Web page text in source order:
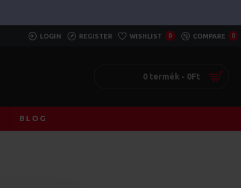
LOGIN REGISTER WISHLIST 0 COMPARE 0
0 termék - 0Ft
BLOG